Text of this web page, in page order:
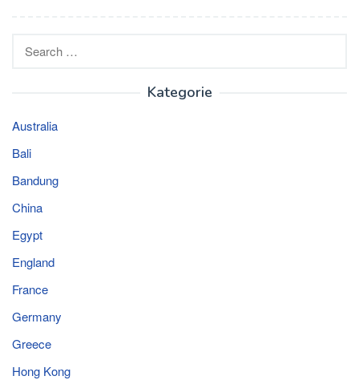
for:
Kategorie
Australia
Bali
Bandung
China
Egypt
England
France
Germany
Greece
Hong Kong